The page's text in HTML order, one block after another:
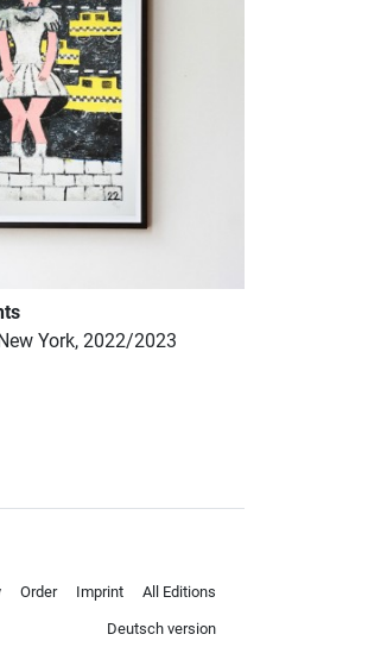
York, 2022/2023
Order Imprint All Editions
Deutsch version